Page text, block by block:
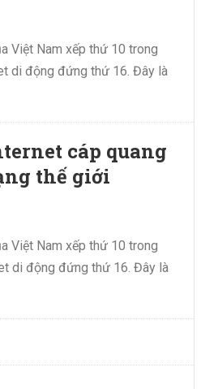
Việt Nam xếp thứ 10 trong
di động đứng thứ 16. Đây là
cáp quang
thế giới
Việt Nam xếp thứ 10 trong
di động đứng thứ 16. Đây là